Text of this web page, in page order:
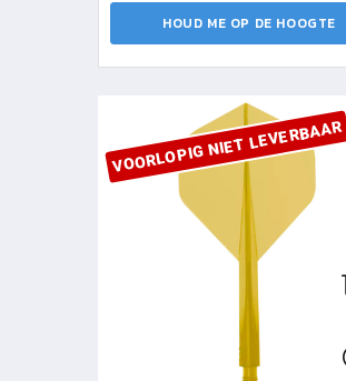
HOUD ME OP DE HOOGTE
VOORLOPIG NIET LEVERBAAR